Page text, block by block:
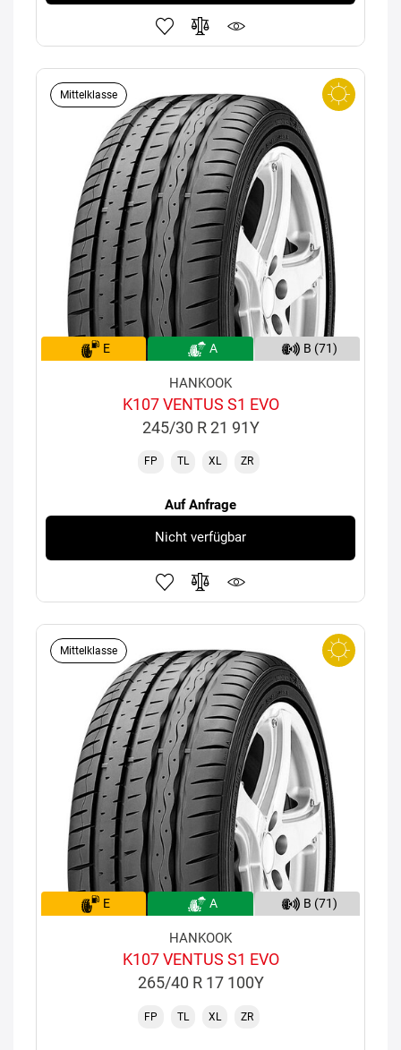
Mittelklasse
E A B (71)
HANKOOK
K107 VENTUS S1 EVO
245/30 R 21 91Y
FP TL XL ZR
Auf Anfrage
Nicht verfügbar
Mittelklasse
E A B (71)
HANKOOK
K107 VENTUS S1 EVO
265/40 R 17 100Y
FP TL XL ZR